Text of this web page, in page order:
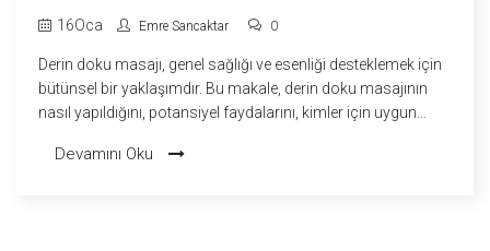
BENEFITS
16Oca Emre Sancaktar 0
Derin doku masajı, genel sağlığı ve esenliği desteklemek için
bütünsel bir yaklaşımdır. Bu makale, derin doku masajının
nasıl yapıldığını, potansiyel faydalarını, kimler için uygun
Ayrıca, bu popüler terapiyi hayatınıza nasıl entegre
Devamını Oku